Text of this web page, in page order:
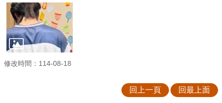
修改時間：114-08-18
回上一頁 回最上面